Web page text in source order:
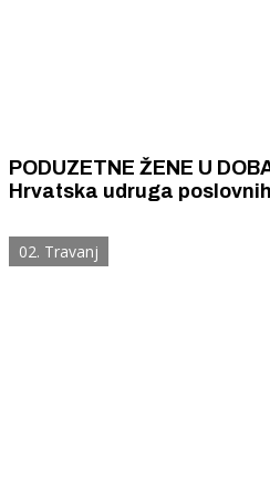
PODUZETNE ŽENE U DOBA KORONA KRIZE /
Hrvatska udruga
doniraju ih
02. Travanj